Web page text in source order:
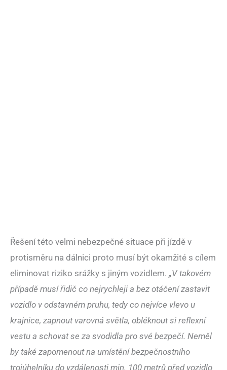
Řešení této velmi nebezpečné situace při jízdě v
protisměru na dálnici proto musí být okamžité s cílem
eliminovat riziko srážky s jiným vozidlem. „V takovém
případě musí řidič co nejrychleji a bez otáčení zastavit
vozidlo v odstavném pruhu, tedy co nejvíce vlevo u
krajnice, zapnout varovná světla, obléknout si reflexní
vestu a schovat se za svodidla pro své bezpečí. Neměl
by také zapomenout na umístění bezpečnostního
trojúhelníku do vzdálenosti min. 100 metrů před vozidlo